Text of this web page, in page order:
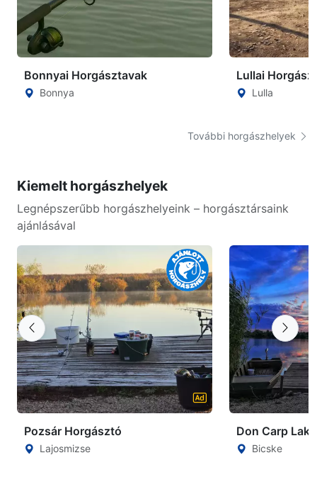
Bonnyai Horgásztavak
Bonnya
Lullai
Lulla
További horgászhelyek
Kiemelt horgászhelyek
Legnépszerűbb horgászhelyeink – horgásztársaink
ajánlásával
Pozsár Horgásztó
Lajosmizse
Don Carp Lake
Bicske